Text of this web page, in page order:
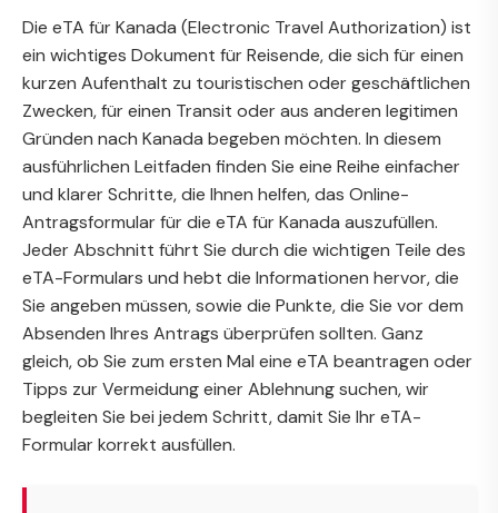
Die eTA für Kanada (Electronic Travel Authorization) ist
ein wichtiges Dokument für Reisende, die sich für einen
kurzen Aufenthalt zu touristischen oder geschäftlichen
Zwecken, für einen Transit oder aus anderen legitimen
Gründen nach Kanada begeben möchten. In diesem
ausführlichen Leitfaden finden Sie eine Reihe einfacher
und klarer Schritte, die Ihnen helfen, das Online-
Antragsformular für die eTA für Kanada auszufüllen.
Jeder Abschnitt führt Sie durch die wichtigen Teile des
eTA-Formulars und hebt die Informationen hervor, die
Sie angeben müssen, sowie die Punkte, die Sie vor dem
Absenden Ihres Antrags überprüfen sollten. Ganz
gleich, ob Sie zum ersten Mal eine eTA beantragen oder
Tipps zur Vermeidung einer Ablehnung suchen, wir
begleiten Sie bei jedem Schritt, damit Sie Ihr eTA-
Formular korrekt ausfüllen.